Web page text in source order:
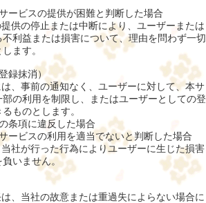
ービスの提供が困難と判断した場合
供の停止または中断により、ユーザーまたは
利益または損害について、理由を問わず一切
ます。
録抹消）
、事前の通知なく、ユーザーに対して、本サ
の利用を制限し、またはユーザーとしての登
ものとします。
条項に違反した場合
ービスの利用を適当でないと判断した場合
社が行った行為によりユーザーに生じた損害
負いません。
、当社の故意または重過失によらない場合に